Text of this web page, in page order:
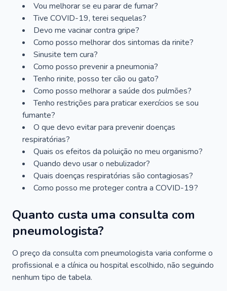
Vou melhorar se eu parar de fumar?
Tive COVID-19, terei sequelas?
Devo me vacinar contra gripe?
Como posso melhorar dos sintomas da rinite?
Sinusite tem cura?
Como posso prevenir a pneumonia?
Tenho rinite, posso ter cão ou gato?
Como posso melhorar a saúde dos pulmões?
Tenho restrições para praticar exercícios se sou
fumante?
O que devo evitar para prevenir doenças
respiratórias?
Quais os efeitos da poluição no meu organismo?
Quando devo usar o nebulizador?
Quais doenças respiratórias são contagiosas?
Como posso me proteger contra a COVID-19?
Quanto custa uma consulta com
pneumologista?
O preço da consulta com pneumologista varia conforme o
profissional e a clínica ou hospital escolhido, não seguindo
nenhum tipo de tabela.